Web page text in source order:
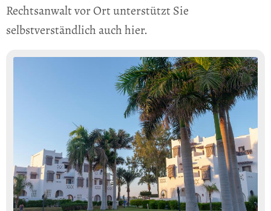
Rechtsanwalt vor Ort unterstützt Sie
selbstverständlich auch hier.